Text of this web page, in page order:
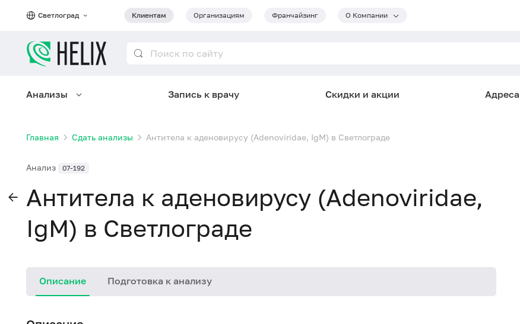
Светлоград Клиентам Организациям Франчайзинг О Компании
Анализы Запись к врачу Скидки и акции Адреса
Главная Сдать анализы Антитела к аденовирусу (Adenoviridae, IgM) в Светлограде
Анализ 07-192
Антитела к аденовирусу (Adenoviridae,
IgM) в Светлограде
Описание Подготовка к анализу